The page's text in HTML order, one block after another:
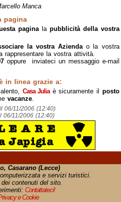
Manca
pagina
pagina la pubblicità della vostra
la vostra Aziendao la vostra
la vostra attività.
oppure inviateci un messaggio e-mail
in linea grazie a:
Casa Juliaè sicuramente il posto
vacanze.
06/11/2006 (12:40)
06/11/2006 (12:40)
Casarano (Lecce)
e servizi turistici.
contenuti del sito.
Contattateci!
e Cookie